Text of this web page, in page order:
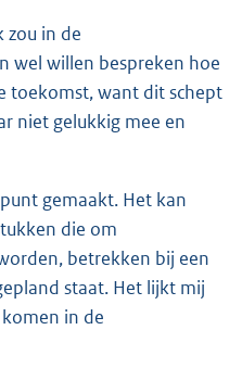
zou in de
wel willen bespreken hoe
toekomst, want dit schept
niet gelukkig mee en
gemaakt. Het kan
die om
betrekken bij een
staat. Het lijkt mij
in de